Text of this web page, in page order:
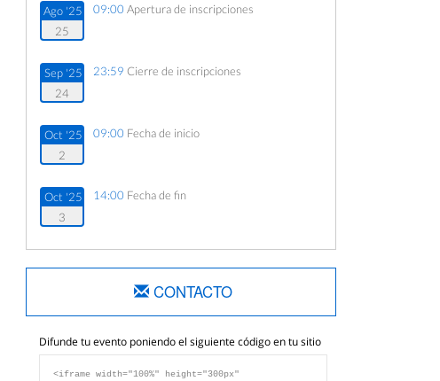
Ago '25
25
09:00 Apertura de inscripciones
Sep '25
24
23:59 Cierre de inscripciones
Oct '25
2
09:00 Fecha de inicio
Oct '25
3
14:00 Fecha de fin
CONTACTO
Difunde tu evento poniendo el siguiente código en tu sitio